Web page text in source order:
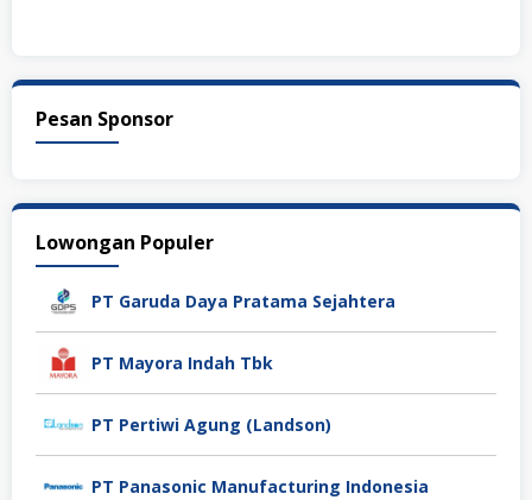
Pesan Sponsor
Lowongan Populer
PT Garuda Daya Pratama Sejahtera
PT Mayora Indah Tbk
PT Pertiwi Agung (Landson)
PT Panasonic Manufacturing Indonesia